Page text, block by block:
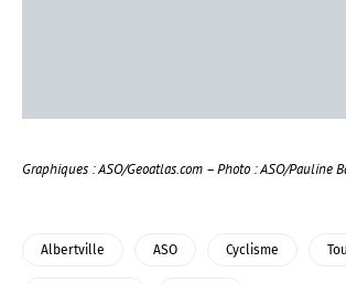
Graphiques : ASO/Geoatlas.com – Photo : ASO/Pauline
Albertville ASO Cyclisme